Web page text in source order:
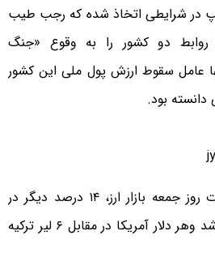
در شرایطی اتخاذ شده که رجب طیب
روابط دو کشور را به وقوع «جنگ
عامل سقوط ارزش پول ملی این کشور
بود.
لیر ترکیه در جریان معاملات روز جمعه بازار ارز، ۱۴ درصد دیگر در
مقابل دلار آمریکا تضعیف شد وهر دلار آمریکا در مقابل ۶ لیر ترکیه